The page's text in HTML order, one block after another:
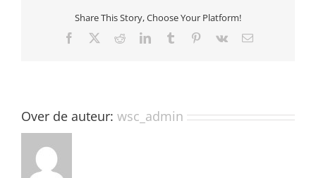
Share This Story, Choose Your Platform!
Facebook RedditLinkedInTumblr Pinterest
Vk
E-
Over de auteur: wsc_admin